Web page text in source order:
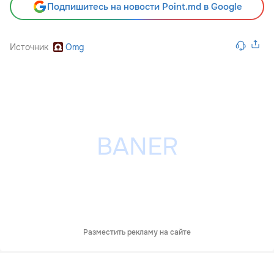
Подпишитесь на новости Point.md в Google
Источник Omg
Разместить рекламу на сайте